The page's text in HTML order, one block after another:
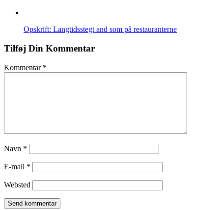
Opskrift: Langtidsstegt and som på restauranterne
Tilføj Din Kommentar
Kommentar *
Navn *
E-mail *
Websted